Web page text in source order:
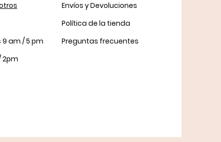
9 am / 5 pm
2pm
Envíos y Devoluciones
Política de la tienda
Preguntas frecuentes